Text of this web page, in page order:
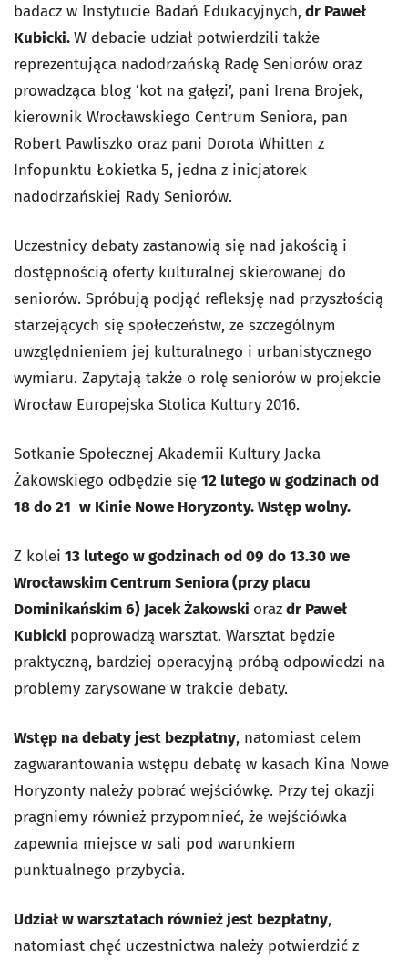
badacz w Instytucie Badań Edukacyjnych,dr Paweł
Kubicki.W debacie udział potwierdzili także
reprezentująca nadodrzańską Radę Seniorów oraz
prowadząca blog ‘kot na gałęzi’, pani Irena Brojek,
kierownik Wrocławskiego Centrum Seniora, pan
Robert Pawliszko oraz pani Dorota Whitten z
Infopunktu Łokietka 5, jedna z inicjatorek
nadodrzańskiej Rady Seniorów.
Uczestnicy debaty zastanowią się nad jakością i
dostępnością oferty kulturalnej skierowanej do
seniorów. Spróbują podjąć refleksję nad przyszłością
starzejących się społeczeństw, ze szczególnym
uwzględnieniem jej kulturalnego i urbanistycznego
wymiaru. Zapytają także o rolę seniorów w projekcie
Wrocław Europejska Stolica Kultury 2016.
Sotkanie Społecznej Akademii Kultury Jacka
Żakowskiego odbędzie się 12 lutego w godzinach od
18 do 21 w Kinie Nowe Horyzonty. Wstęp wolny.
Z kolei 13 lutego w godzinach od 09 do 13.30 we
Wrocławskim Centrum Seniora (przy placu
Dominikańskim 6) Jacek Żakowski orazdr Paweł
Kubicki poprowadzą warsztat. Warsztat będzie
praktyczną, bardziej operacyjną próbą odpowiedzi na
problemy zarysowane w trakcie debaty.
Wstęp na debaty jest bezpłatny, natomiast celem
zagwarantowania wstępu debatę w kasach Kina Nowe
Horyzonty należy pobrać wejściówkę. Przy tej okazji
pragniemy również przypomnieć, że wejściówka
zapewnia miejsce w sali pod warunkiem
punktualnego przybycia.
Udział w warsztatach również jest bezpłatny,
natomiast chęć uczestnictwa należy potwierdzić z